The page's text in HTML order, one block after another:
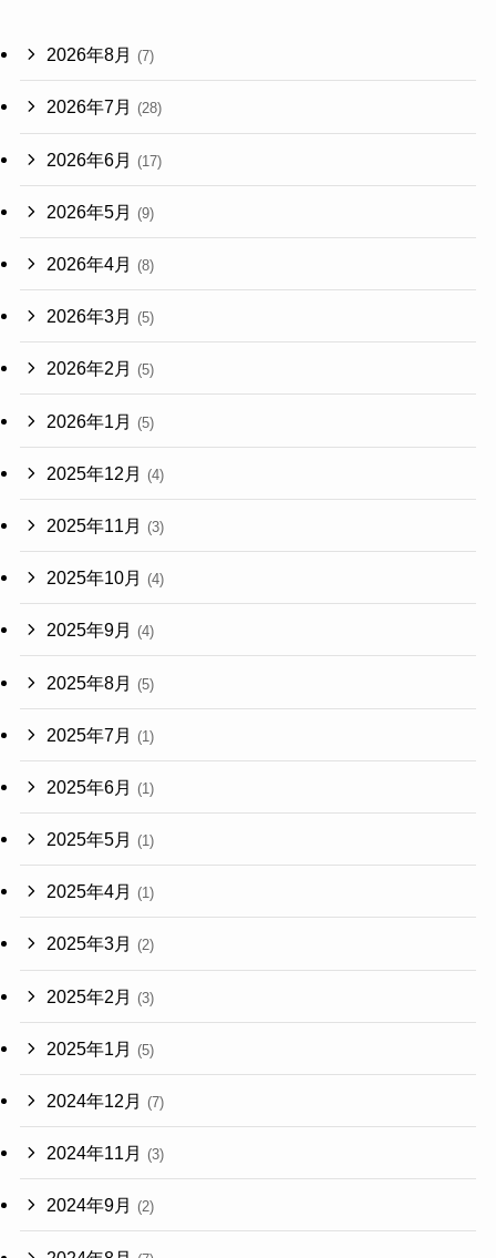
2026年8月 (7)
2026年7月 (28)
2026年6月 (17)
2026年5月 (9)
2026年4月 (8)
2026年3月 (5)
2026年2月 (5)
2026年1月 (5)
2025年12月 (4)
2025年11月 (3)
2025年10月 (4)
2025年9月 (4)
2025年8月 (5)
2025年7月 (1)
2025年6月 (1)
2025年5月 (1)
2025年4月 (1)
2025年3月 (2)
2025年2月 (3)
2025年1月 (5)
2024年12月 (7)
2024年11月 (3)
2024年9月 (2)